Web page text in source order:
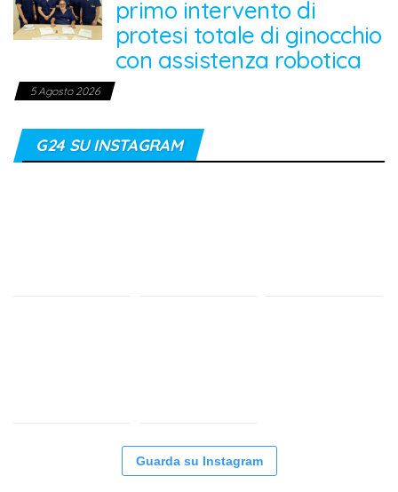
primo intervento di
protesi totale di ginocchio
con assistenza robotica
5 Agosto 2026
G24 SU INSTAGRAM
Guarda su Instagram